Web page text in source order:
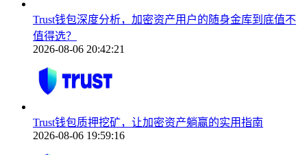
Trust钱包深度分析，加密资产用户的随身金库到底值不
值得选？
2026-08-06 20:42:21
Trust钱包质押挖矿，让加密资产躺赢的实用指南
2026-08-06 19:59:16